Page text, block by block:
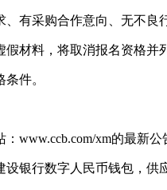
有采购合作意向、无不良
材料，将取消报名资格并
件。
www.ccb.com/xm的最新
银行数字人民币钱包，供